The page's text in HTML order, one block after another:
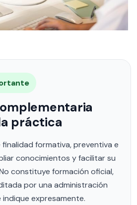
práctica
formativa, preventiva e
conocimientos y facilitar su
constituye formación oficial,
por una administración
expresamente.